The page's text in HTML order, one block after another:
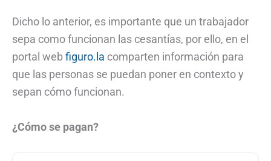
Dicho lo anterior, es importante que un trabajador
sepa como funcionan las cesantías, por ello, en el
portal webfiguro.la comparten información para
que las personas se puedan poner en contexto y
sepan cómo funcionan.
¿Cómo se pagan?